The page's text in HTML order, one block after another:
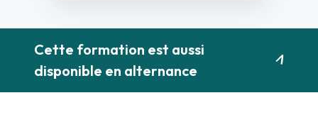
Cette formation est aussi
disponible en alternance